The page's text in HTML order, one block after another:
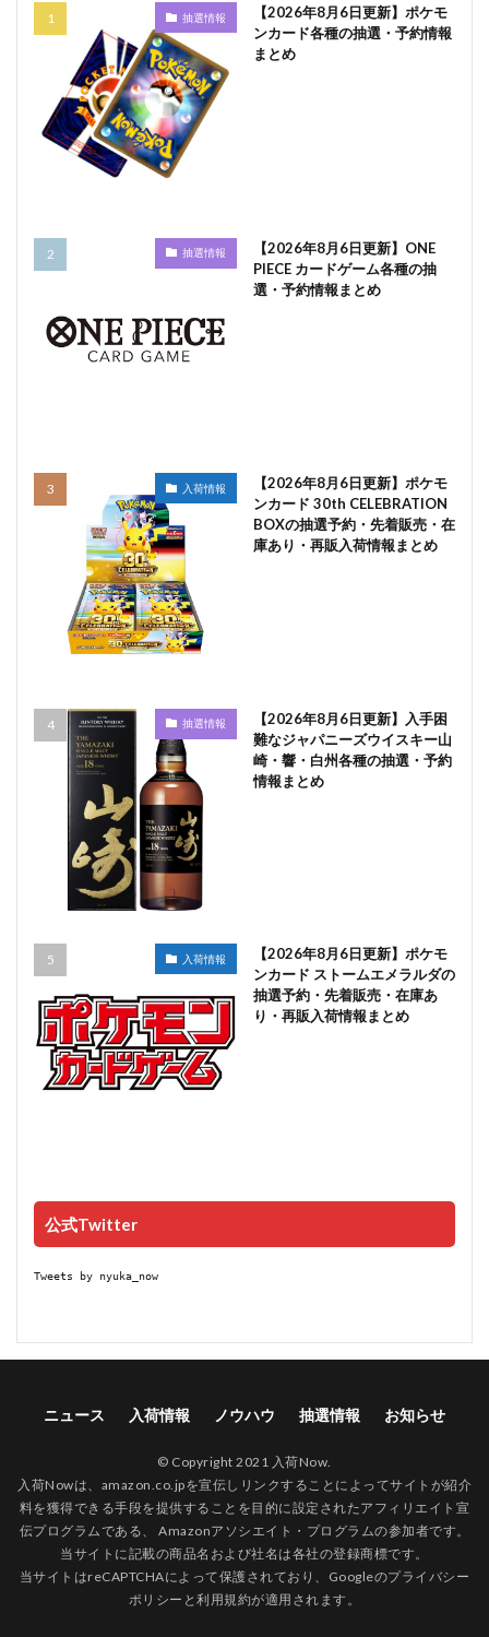
抽選情報
【2026年8月6日更新】ポケモ
ンカード各種の抽選・予約情報
まとめ
抽選情報
【2026年8月6日更新】ONE
PIECE カードゲーム各種の抽
選・予約情報まとめ
入荷情報
【2026年8月6日更新】ポケモ
ンカード 30th CELEBRATION
BOXの抽選予約・先着販売・在
庫あり・再販入荷情報まとめ
抽選情報
【2026年8月6日更新】入手困
難なジャパニーズウイスキー山
崎・響・白州各種の抽選・予約
情報まとめ
入荷情報
【2026年8月6日更新】ポケモ
ンカード ストームエメラルダの
抽選予約・先着販売・在庫あ
り・再販入荷情報まとめ
公式Twitter
Tweets by nyuka_now
ニュース 入荷情報 ノウハウ 抽選情報 お知らせ
© Copyright 2021 入荷Now.
入荷Nowは、amazon.co.jpを宣伝しリンクすることによってサイトが紹介
料を獲得できる手段を提供することを目的に設定されたアフィリエイト宣
伝プログラムである、 Amazonアソシエイト・プログラムの参加者です。
当サイトに記載の商品名および社名は各社の登録商標です。
当サイトはreCAPTCHAによって保護されており、Googleのプライバシー
ポリシー と利用規約が適用されます。